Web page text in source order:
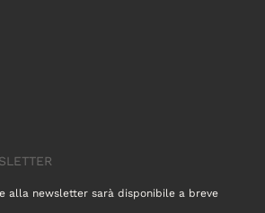
alla newsletter sarà disponibile a breve